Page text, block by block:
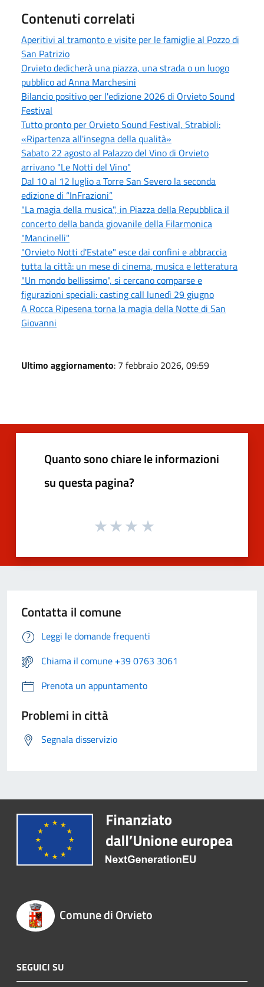
Contenuti correlati
Aperitivi al tramonto e visite per le famiglie al Pozzo di
San Patrizio
Orvieto dedicherà una piazza, una strada o un luogo
pubblico ad Anna Marchesini
Bilancio positivo per l'edizione 2026 di Orvieto Sound
Festival
Tutto pronto per Orvieto Sound Festival, Strabioli:
«Ripartenza all'insegna della qualità»
Sabato 22 agosto al Palazzo del Vino di Orvieto
arrivano "Le Notti del Vino"
Dal 10 al 12 luglio a Torre San Severo la seconda
edizione di “InFrazioni”
"La magia della musica", in Piazza della Repubblica il
concerto della banda giovanile della Filarmonica
"Mancinelli"
"Orvieto Notti d'Estate" esce dai confini e abbraccia
tutta la città: un mese di cinema, musica e letteratura
"Un mondo bellissimo", si cercano comparse e
figurazioni speciali: casting call lunedì 29 giugno
A Rocca Ripesena torna la magia della Notte di San
Giovanni
Ultimo aggiornamento: 7 febbraio 2026, 09:59
Quanto sono chiare le informazioni
su questa pagina?
Contatta il comune
Leggi le domande frequenti
Chiama il comune +39 0763 3061
Prenota un appuntamento
Problemi in città
Segnala disservizio
Comune di Orvieto
SEGUICI SU